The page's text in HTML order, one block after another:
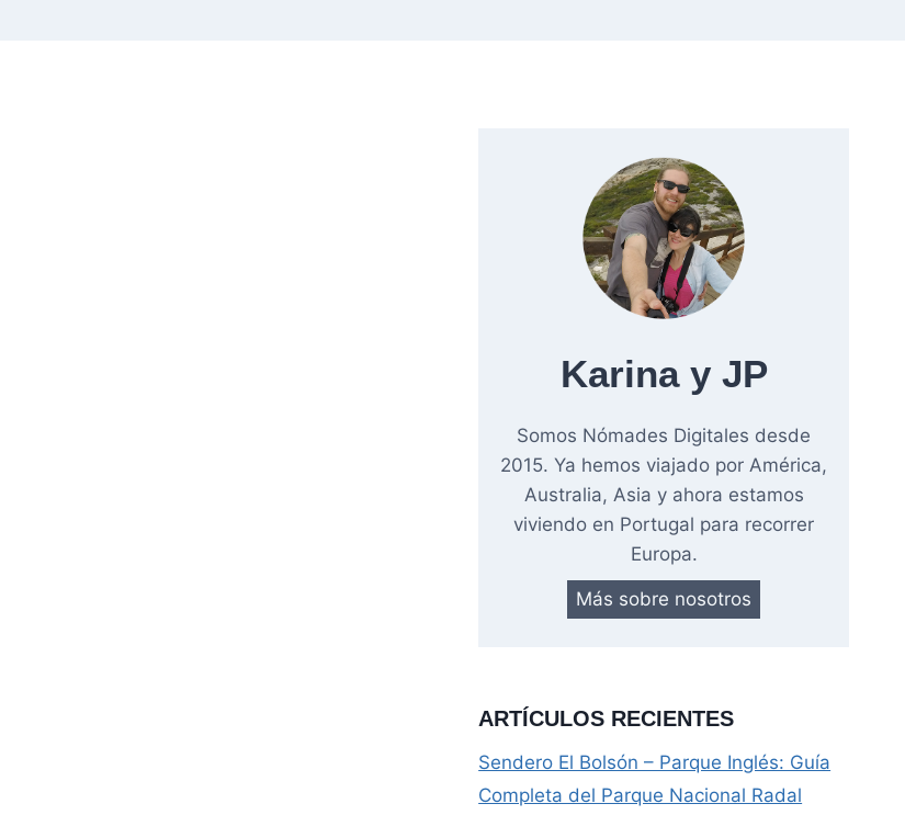
Karina y JP
Somos Nómades Digitales desde
2015. Ya hemos viajado por América,
Australia, Asia y ahora estamos
viviendo en Portugal para recorrer
Europa.
Más sobre nosotros
ARTÍCULOS RECIENTES
Sendero El Bolsón – Parque Inglés: Guía
Completa del Parque Nacional Radal